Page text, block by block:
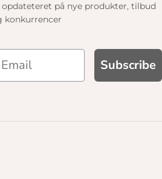
opdateteret på nye produkter, tilbud
konkurrencer
Subscribe